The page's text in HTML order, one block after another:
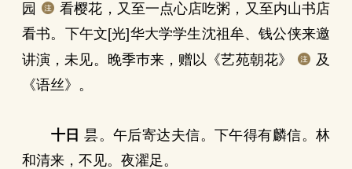
园
看樱花，又至一点心店吃粥，又至内山书店
看书。下午文[光]华大学学生沈祖牟、钱公侠来邀
讲演，未见。晚季巿来，赠以《艺苑朝花》
及
《语丝》。
十日 昙。午后寄达夫信。下午得有麟信。林
和清来，不见。夜濯足。